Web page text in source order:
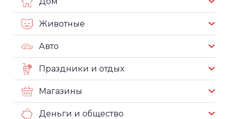
Животные
Авто
Праздники и отдых
Магазины
Деньги и общество